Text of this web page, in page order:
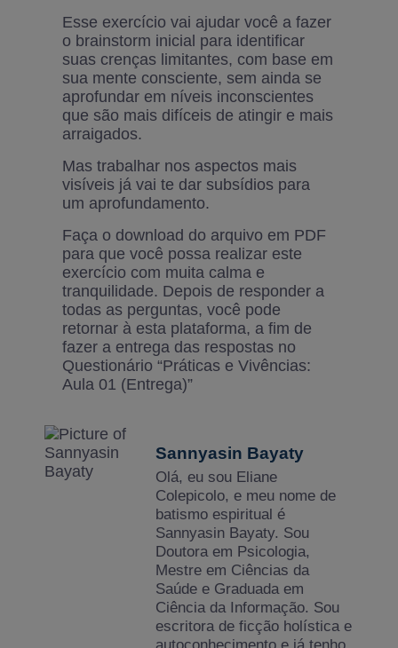
Esse exercício vai ajudar você a fazer
o brainstorm inicial para identificar
suas crenças limitantes, com base em
sua mente consciente, sem ainda se
aprofundar em níveis inconscientes
que são mais difíceis de atingir e mais
arraigados.
Mas trabalhar nos aspectos mais
visíveis já vai te dar subsídios para
um aprofundamento.
Faça o download do arquivo em PDF
para que você possa realizar este
exercício com muita calma e
tranquilidade. Depois de responder a
todas as perguntas, você pode
retornar à esta plataforma, a fim de
fazer a entrega das respostas no
Questionário “Práticas e Vivências:
Aula 01 (Entrega)”
Sannyasin Bayaty
Olá, eu sou Eliane
Colepicolo, e meu nome de
batismo espiritual é
Sannyasin Bayaty. Sou
Doutora em Psicologia,
Mestre em Ciências da
Saúde e Graduada em
Ciência da Informação. Sou
escritora de ficção holística e